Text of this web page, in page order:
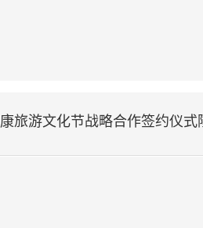
旅游文化节战略合作签约仪式